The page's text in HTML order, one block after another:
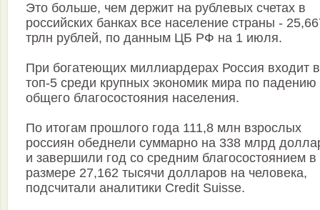
Это больше, чем держит на рублевых счетах в
российских банках все население страны -
трлн рублей, по данным ЦБ РФ на 1 июля.
При богатеющих миллиардерах Россия входит в
топ-5 среди крупных экономик мира по падению
общего благосостояния населения.
По итогам прошлого года 111,8 млн взрослых
россиян обеднели суммарно на 338 млрд
и завершили год со средним благосостоянием в
размере 27,162 тысячи долларов на человека,
подсчитали аналитики Credit Suisse.